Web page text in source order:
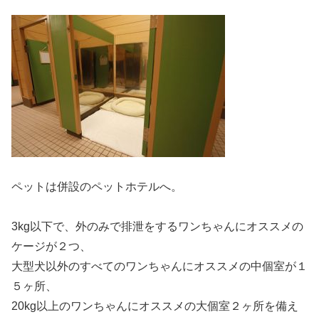
ペットは併設のペットホテルへ。
3kg以下で、外のみで排泄をするワンちゃんにオススメの
ケージが２つ、
大型犬以外のすべてのワンちゃんにオススメの中個室が１
５ヶ所、
20kg以上のワンちゃんにオススメの大個室２ヶ所を備え